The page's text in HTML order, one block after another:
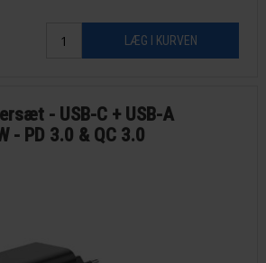
- USB-C + USB-A
- PD 3.0 & QC 3.0